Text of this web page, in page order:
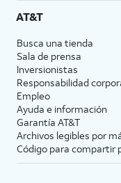
AT&T
Busca una tienda
Sala de prensa
Inversionistas
Responsabilidad
Empleo
Ayuda e información
Garantía AT&T
Archivos legibles por
Código para compartir